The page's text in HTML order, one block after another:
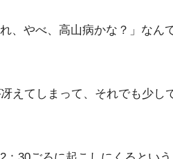
、やべ、高山病かな？」なん
えてしまって、それでも少し